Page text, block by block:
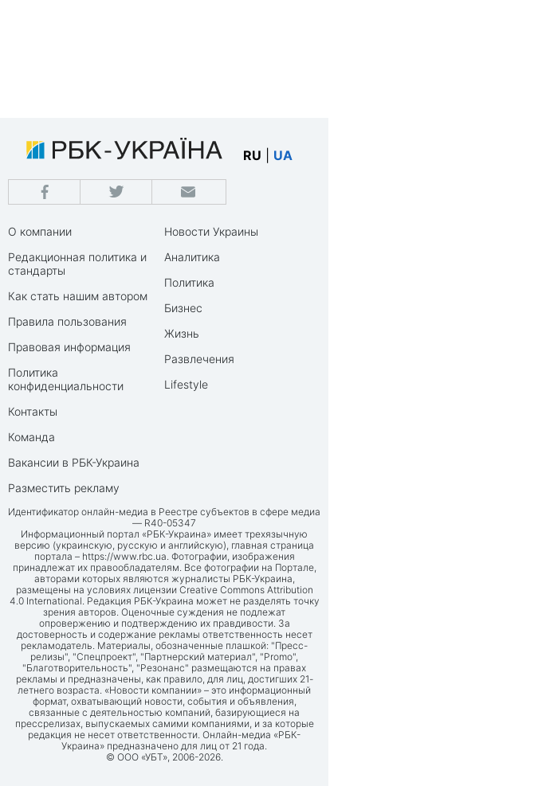
RU UA
О компании
Редакционная политика и
стандарты
Как стать нашим автором
Правила пользования
Правовая информация
Политика
конфиденциальности
Контакты
Команда
Вакансии в РБК-Украина
Разместить рекламу
Новости Украины
Аналитика
Политика
Бизнес
Жизнь
Развлечения
Lifestyle
Идентификатор онлайн-медиа в Реестре субъектов в сфере медиа
— R40-05347
Информационный портал «РБК-Украина» имеет трехязычную
версию (украинскую, русскую и английскую), главная страница
портала – https://www.rbc.ua. Фотографии, изображения
принадлежат их правообладателям. Все фотографии на Портале,
авторами которых являются журналисты РБК-Украина,
размещены на условиях лицензии Creative Commons Attribution
4.0 International. Редакция РБК-Украина может не разделять точку
зрения авторов. Оценочные суждения не подлежат
опровержению и подтверждению их правдивости. За
достоверность и содержание рекламы ответственность несет
рекламодатель. Материалы, обозначенные плашкой: "Пресс-
релизы", "Спецпроект", "Партнерский материал", "Promo",
"Благотворительность", "Резонанс" размещаются на правах
рекламы и предназначены, как правило, для лиц, достигших 21-
летнего возраста. «Новости компании» – это информационный
формат, охватывающий новости, события и объявления,
связанные с деятельностью компаний, базирующиеся на
прессрелизах, выпускаемых самими компаниями, и за которые
редакция не несет ответственности. Онлайн-медиа «РБК-
Украина» предназначено для лиц от 21 года.
© ООО «УБТ», 2006-2026.